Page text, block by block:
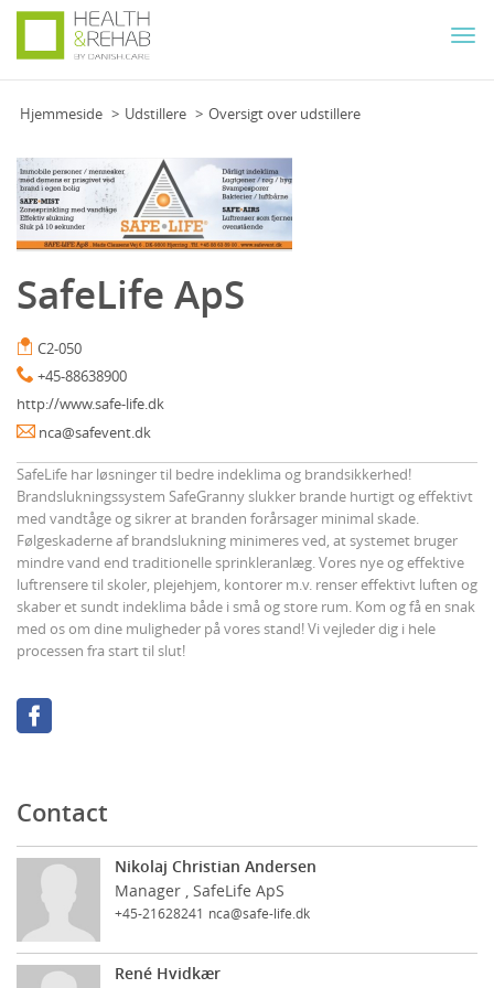
Hjemmeside Udstillere Oversigt over udstillere
SafeLife ApS
C2-050
+45-88638900
http://www.safe-life.dk
nca@safevent.dk
SafeLife har løsninger til bedre indeklima og brandsikkerhed!
Brandslukningssystem SafeGranny slukker brande hurtigt og effektivt
med vandtåge og sikrer at branden forårsager minimal skade.
Følgeskaderne af brandslukning minimeres ved, at systemet bruger
mindre vand end traditionelle sprinkleranlæg. Vores nye og effektive
luftrensere til skoler, plejehjem, kontorer m.v. renser effektivt luften og
skaber et sundt indeklima både i små og store rum. Kom og få en snak
med os om dine muligheder på vores stand! Vi vejleder dig i hele
processen fra start til slut!
Contact
Nikolaj Christian Andersen
Manager , SafeLife ApS
+45-21628241 nca@safe-life.dk
René Hvidkær